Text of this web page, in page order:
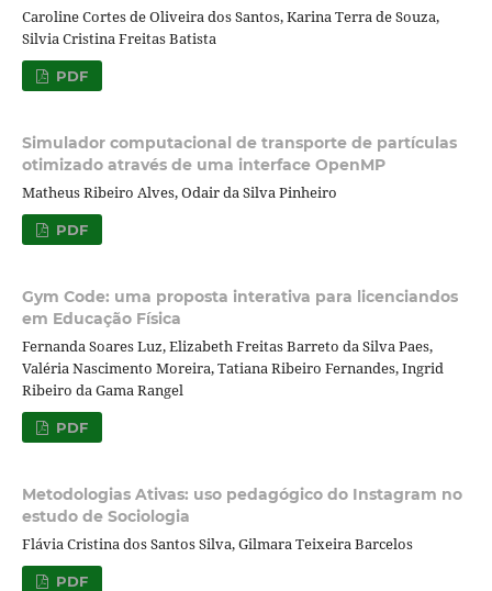
Caroline Cortes de Oliveira dos Santos, Karina Terra de Souza,
Silvia Cristina Freitas Batista
PDF
Simulador computacional de transporte de partículas
otimizado através de uma interface OpenMP
Matheus Ribeiro Alves, Odair da Silva Pinheiro
PDF
Gym Code: uma proposta interativa para licenciandos
em Educação Física
Fernanda Soares Luz, Elizabeth Freitas Barreto da Silva Paes,
Valéria Nascimento Moreira, Tatiana Ribeiro Fernandes, Ingrid
Ribeiro da Gama Rangel
PDF
Metodologias Ativas: uso pedagógico do Instagram no
estudo de Sociologia
Flávia Cristina dos Santos Silva, Gilmara Teixeira Barcelos
PDF